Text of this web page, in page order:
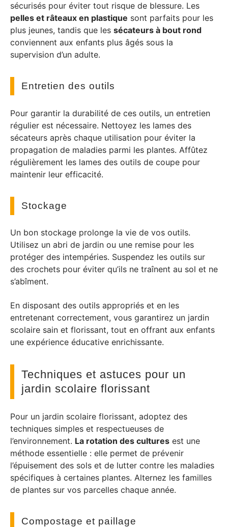
sécurisés pour éviter tout risque de blessure. Les
pelles et râteaux en plastique sont parfaits pour les
plus jeunes, tandis que les sécateurs à bout rond
conviennent aux enfants plus âgés sous la
supervision d’un adulte.
Entretien des outils
Pour garantir la durabilité de ces outils, un entretien
régulier est nécessaire. Nettoyez les lames des
sécateurs après chaque utilisation pour éviter la
propagation de maladies parmi les plantes. Affûtez
régulièrement les lames des outils de coupe pour
maintenir leur efficacité.
Stockage
Un bon stockage prolonge la vie de vos outils.
Utilisez un abri de jardin ou une remise pour les
protéger des intempéries. Suspendez les outils sur
des crochets pour éviter qu’ils ne traînent au sol et ne
s’abîment.
En disposant des outils appropriés et en les
entretenant correctement, vous garantirez un jardin
scolaire sain et florissant, tout en offrant aux enfants
une expérience éducative enrichissante.
Techniques et astuces pour un
jardin scolaire florissant
Pour un jardin scolaire florissant, adoptez des
techniques simples et respectueuses de
l’environnement. La rotation des cultures est une
méthode essentielle : elle permet de prévenir
l’épuisement des sols et de lutter contre les maladies
spécifiques à certaines plantes. Alternez les familles
de plantes sur vos parcelles chaque année.
Compostage et paillage